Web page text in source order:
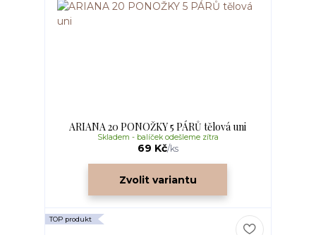
ARIANA 20 PONOŽKY 5 PÁRŮ tělová uni
69 Kč/ks
Skladem - balíček odešleme zítra
Zvolit variantu
TOP produkt